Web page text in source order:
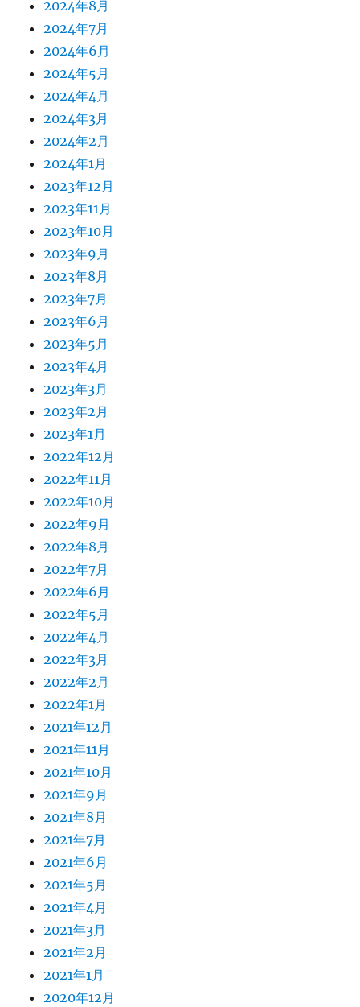
2024年8月
2024年7月
2024年6月
2024年5月
2024年4月
2024年3月
2024年2月
2024年1月
2023年12月
2023年11月
2023年10月
2023年9月
2023年8月
2023年7月
2023年6月
2023年5月
2023年4月
2023年3月
2023年2月
2023年1月
2022年12月
2022年11月
2022年10月
2022年9月
2022年8月
2022年7月
2022年6月
2022年5月
2022年4月
2022年3月
2022年2月
2022年1月
2021年12月
2021年11月
2021年10月
2021年9月
2021年8月
2021年7月
2021年6月
2021年5月
2021年4月
2021年3月
2021年2月
2021年1月
2020年12月